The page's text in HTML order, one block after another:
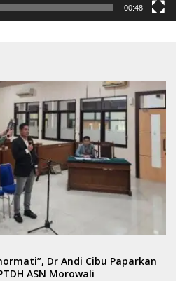
00:48
Dr Andi Cibu Paparkan
ASN Morowali